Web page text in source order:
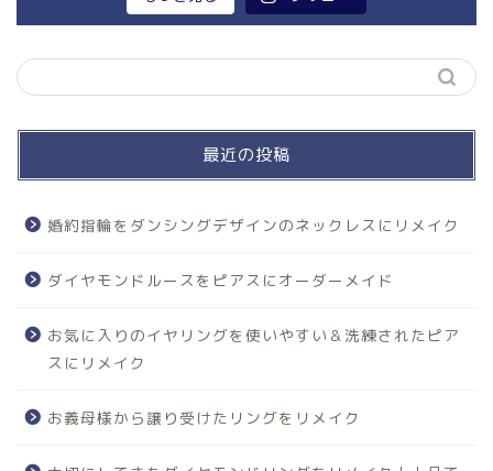
最近の投稿
婚約指輪をダンシングデザインのネックレスにリメイク
ダイヤモンドルースをピアスにオーダーメイド
お気に入りのイヤリングを使いやすい＆洗練されたピア
スにリメイク
お義母様から譲り受けたリングをリメイク